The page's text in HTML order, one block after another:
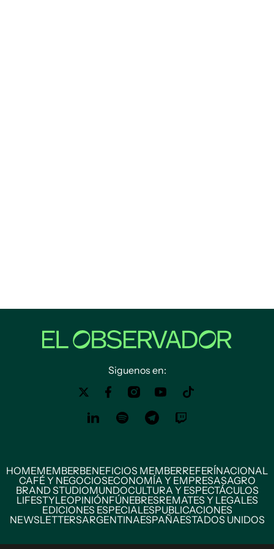
Siguenos en:
HOMEMEMBERBENEFICIOS MEMBERREFERÍNACIONAL
CAFÉ Y NEGOCIOSECONOMÍA Y EMPRESASAGRO
BRAND STUDIOMUNDOCULTURA Y ESPECTÁCULOS
LIFESTYLEOPINIÓNFÚNEBRESREMATES Y LEGALES
EDICIONES ESPECIALESPUBLICACIONES
NEWSLETTERSARGENTINAESPAÑAESTADOS UNIDOS